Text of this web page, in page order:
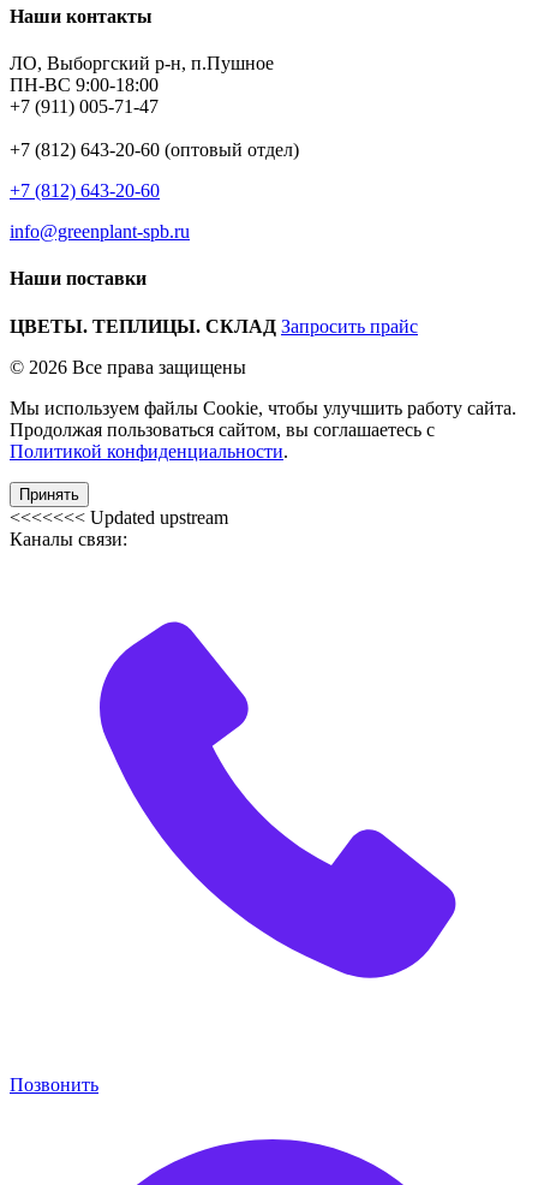
Наши контакты
ЛО, Выборгский р-н, п.Пушное
ПН-ВС 9:00-18:00
+7 (911) 005-71-47
+7 (812) 643-20-60 (оптовый отдел)
+7 (812) 643-20-60
info@greenplant-spb.ru
Наши поставки
ЦВЕТЫ. ТЕПЛИЦЫ. СКЛАД Запросить прайс
© 2026 Все права защищены
Мы используем файлы Cookie, чтобы улучшить работу сайта.
Продолжая пользоваться сайтом, вы соглашаетесь с
Политикой конфиденциальности.
Принять
<<<<<<< Updated upstream
Каналы связи:
Позвонить